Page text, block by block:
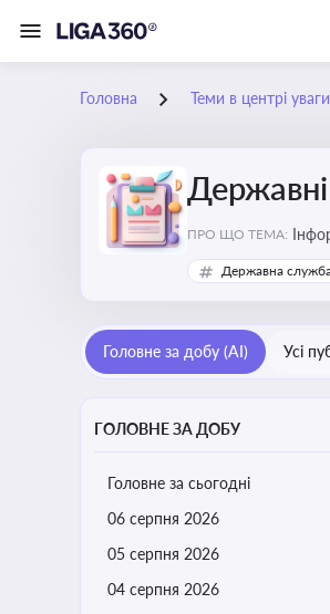
Головна Теми в центрі уваги
ПРО ЩО ТЕМА:
Державна
Головне за добу (AI) Усі
ГОЛОВНЕ ЗА ДОБУ
Головне за сьогодні
06 серпня 2026
05 серпня 2026
04 серпня 2026